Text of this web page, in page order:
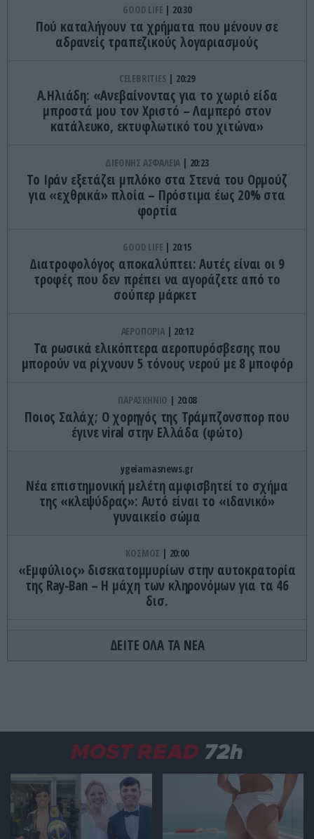
GOOD LIFE 20:30
Πού καταλήγουν τα χρήματα που μένουν σε
αδρανείς τραπεζικούς λογαριασμούς
CELEBRITIES 20:29
Α.Ηλιάδη: «Ανεβαίνοντας για το χωριό είδα
μπροστά μου τον Χριστό – Λαμπερό στον
κατάλευκο, εκτυφλωτικό του χιτώνα»
ΔΙΕΘΝΗΣ ΑΣΦΑΛΕΙΑ 20:23
Το Ιράν εξετάζει μπλόκο στα Στενά του Ορμούζ
για «εχθρικά» πλοία – Πρόστιμα έως 20% στα
φορτία
GOOD LIFE 20:15
Διατροφολόγος αποκαλύπτει: Αυτές είναι οι 9
τροφές που δεν πρέπει να αγοράζετε από το
σούπερ μάρκετ
ΑΕΡΟΠΟΡΙΑ 20:12
Τα ρωσικά ελικόπτερα αεροπυρόσβεσης που
μπορούν να ρίχνουν 5 τόνους νερού με 8 μποφόρ
ΠΑΡΑΣΚΗΝΙΟ 20:08
Ποιος Σαλάχ; Ο χορηγός της Τράμπζονσπορ που
έγινε viral στην Ελλάδα (φώτο)
ygeiamasnews.gr
Νέα επιστημονική μελέτη αμφισβητεί το σχήμα
της «κλεψύδρας»: Αυτό είναι το «ιδανικό»
γυναικείο σώμα
ΚΟΣΜΟΣ 20:00
«Εμφύλιος» δισεκατομμυρίων στην αυτοκρατορία
της Ray-Ban – Η μάχη των κληρονόμων για τα 46
δισ.
ΥΓΕΙΑ 20:00
Πόσο πρέπει να κοιμάται κάθε άνθρωπος
ΔΙΕΘΝΗΣ ΑΣΦΑΛΕΙΑ 19:54
Τζ.Ντ.Βανς: «Οι Ιρανοί είναι εξαιρετικά δύσκολοι
άνθρωποι»
ΔΕΙΤΕ ΟΛΑ ΤΑ ΝΕΑ
MOST READ 72h